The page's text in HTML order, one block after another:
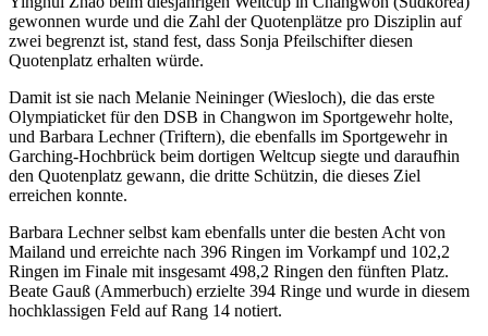
gewonnen wurde und die Zahl der Quotenplätze pro Disziplin auf
zwei begrenzt ist, stand fest, dass Sonja Pfeilschifter diesen
Quotenplatz erhalten würde.
Damit ist sie nach Melanie Neininger (Wiesloch), die das erste
Olympiaticket für den DSB in Changwon im Sportgewehr holte,
und Barbara Lechner (Triftern), die ebenfalls im Sportgewehr in
Garching-Hochbrück beim dortigen Weltcup siegte und daraufhin
den Quotenplatz gewann, die dritte Schützin, die dieses Ziel
erreichen konnte.
Barbara Lechner selbst kam ebenfalls unter die besten Acht von
Mailand und erreichte nach 396 Ringen im Vorkampf und 102,2
Ringen im Finale mit insgesamt 498,2 Ringen den fünften Platz.
Beate Gauß (Ammerbuch) erzielte 394 Ringe und wurde in diesem
hochklassigen Feld auf Rang 14 notiert.